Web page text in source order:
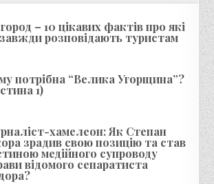
– 10 цікавих фактів про які
розповідають туристам
потрібна “Велика Угорщина”?
1)
хамелеон: Як Степан
зрадив свою позицію та став
медійного супроводу
відомого сепаратиста